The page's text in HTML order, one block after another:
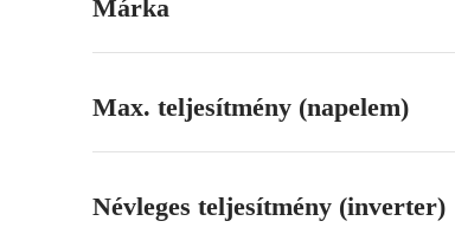
Márka
Max. teljesítmény (napelem)
Névleges teljesítmény (inverter)